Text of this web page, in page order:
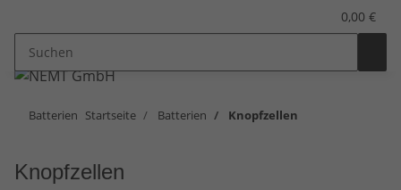
0,00 €
Batterien Startseite Batterien Knopfzellen
Knopfzellen